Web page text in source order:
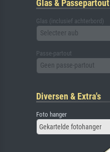
Glas & Passepartout
Glas (inclusief achterbord)
Selecteer aub
Passe-partout
Geen passe-partout
Diversen & Extra's
Foto hanger
Gekartelde fotohanger